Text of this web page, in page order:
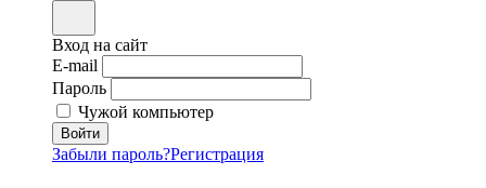
Вход на сайт
E-mail
Пароль
Чужой компьютер
Забыли пароль?Регистрация